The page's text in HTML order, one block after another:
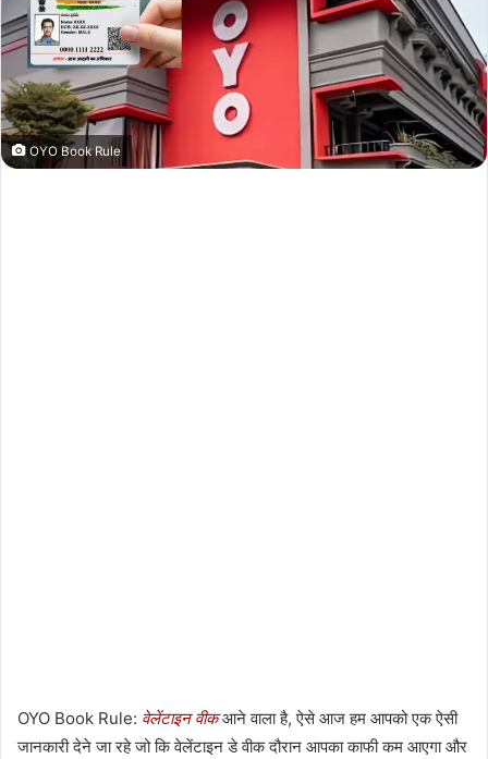
OYO Book Rule
OYO Book Rule: वेलेंटाइन वीकआने वाला है, ऐसे आज हम आपको एक ऐसी
जानकारी देने जा रहे जो कि वेलेंटाइन डे वीक दौरान आपका काफी कम आएगा और